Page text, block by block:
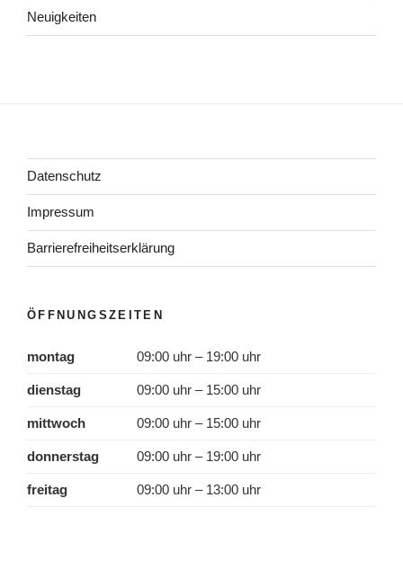
Neuigkeiten
Datenschutz
Impressum
Barrierefreiheitserklärung
ÖFFNUNGSZEITEN
montag 09:00 uhr – 19:00 uhr
dienstag 09:00 uhr – 15:00 uhr
mittwoch 09:00 uhr – 15:00 uhr
donnerstag 09:00 uhr – 19:00 uhr
freitag 09:00 uhr – 13:00 uhr